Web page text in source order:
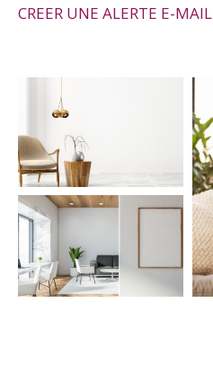
CREER UNE ALERTE E-MAIL